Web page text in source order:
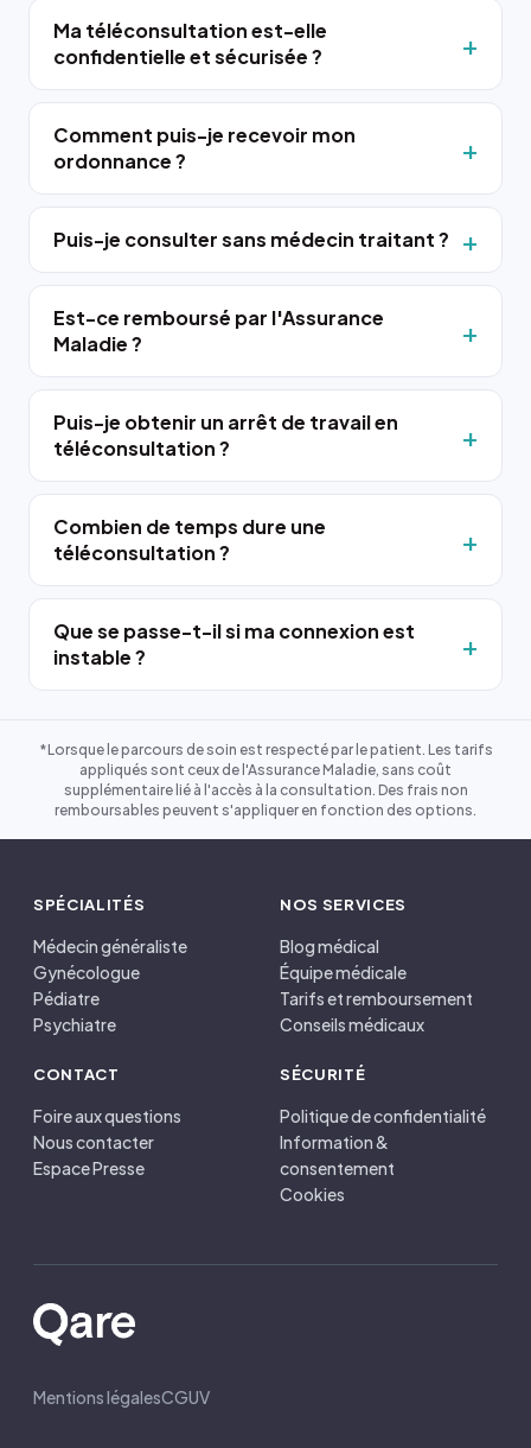
Ma téléconsultation est-elle
confidentielle et sécurisée ?
Comment puis-je recevoir mon
ordonnance ?
Puis-je consulter sans médecin traitant ?
Est-ce remboursé par l'Assurance
Maladie ?
Puis-je obtenir un arrêt de travail en
téléconsultation ?
Combien de temps dure une
téléconsultation ?
Que se passe-t-il si ma connexion est
instable ?
*Lorsque le parcours de soin est respecté par le patient. Les tarifs
appliqués sont ceux de l'Assurance Maladie, sans coût
supplémentaire lié à l'accès à la consultation. Des frais non
remboursables peuvent s'appliquer en fonction des options.
SPÉCIALITÉS
Médecin généraliste
Gynécologue
Pédiatre
Psychiatre
NOS SERVICES
Blog médical
Équipe médicale
Tarifs et remboursement
Conseils médicaux
CONTACT
Foire aux questions
Nous contacter
Espace Presse
SÉCURITÉ
Politique de confidentialité
Information &
consentement
Cookies
Mentions légalesCGUV